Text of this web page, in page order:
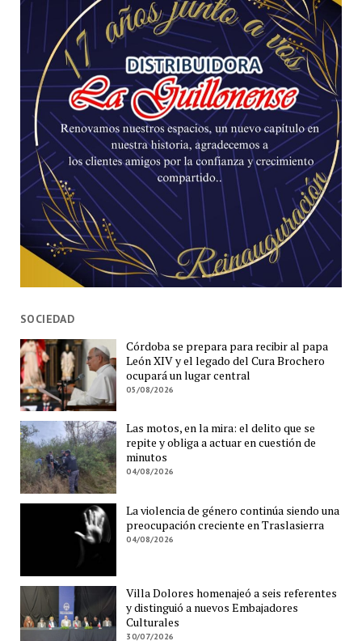
SOCIEDAD
Córdoba se prepara para recibir al papa
León XIV y el legado del Cura Brochero
ocupará un lugar central
05/08/2026
Las motos, en la mira: el delito que se
repite y obliga a actuar en cuestión de
minutos
04/08/2026
La violencia de género continúa siendo una
preocupación creciente en Traslasierra
04/08/2026
Villa Dolores homenajeó a seis referentes
y distinguió a nuevos Embajadores
Culturales
30/07/2026